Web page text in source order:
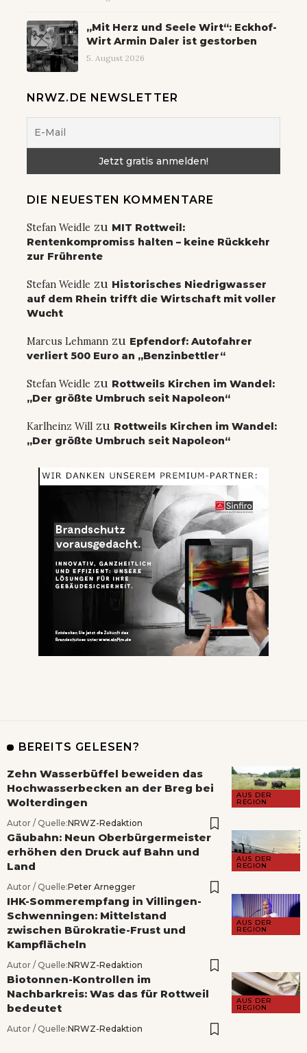
„Mit Herz und Seele Wirt“: Eckhof-
Wirt Armin Daler ist gestorben
5. August 2026
NRWZ.DE NEWSLETTER
DIE NEUESTEN KOMMENTARE
Stefan Weidle zu MIT Rottweil:
Rentenkompromiss halten – keine Rückkehr
zur Frührente
Stefan Weidle zu Historisches Niedrigwasser
auf dem Rhein trifft die Wirtschaft mit voller
Wucht
Marcus Lehmann zu Epfendorf: Autofahrer
verliert 500 Euro an „Benzinbettler“
Stefan Weidle zu Rottweils Kirchen im Wandel:
„Der größte Umbruch seit Napoleon“
Karlheinz Will zu Rottweils Kirchen im Wandel:
„Der größte Umbruch seit Napoleon“
BEREITS GELESEN?
AUS DER
REGION
Zehn Wasserbüffel beweiden das
Hochwasserbecken an der Breg bei
Wolterdingen
Autor / Quelle:NRWZ-Redaktion
AUS DER
REGION
Gäubahn: Neun Oberbürgermeister
erhöhen den Druck auf Bahn und
Land
Autor / Quelle:Peter Arnegger
AUS DER
REGION
IHK-Sommerempfang in Villingen-
Schwenningen: Mittelstand
zwischen Bürokratie-Frust und
Kampflächeln
Autor / Quelle:NRWZ-Redaktion
AUS DER
REGION
Biotonnen-Kontrollen im
Nachbarkreis: Was das für Rottweil
bedeutet
Autor / Quelle:NRWZ-Redaktion